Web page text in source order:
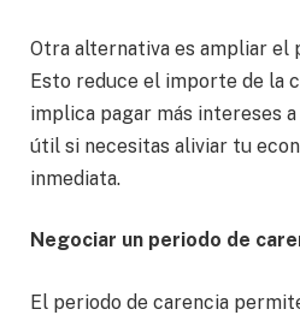
Otra alternativa es ampliar el
Esto reduce el importe de la
implica pagar más intereses
útil si necesitas aliviar tu
inmediata.
Negociar un periodo de
El periodo de carencia